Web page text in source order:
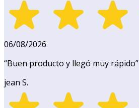
06/08/2026
“Buen producto y llegó muy rápido”
jean S.